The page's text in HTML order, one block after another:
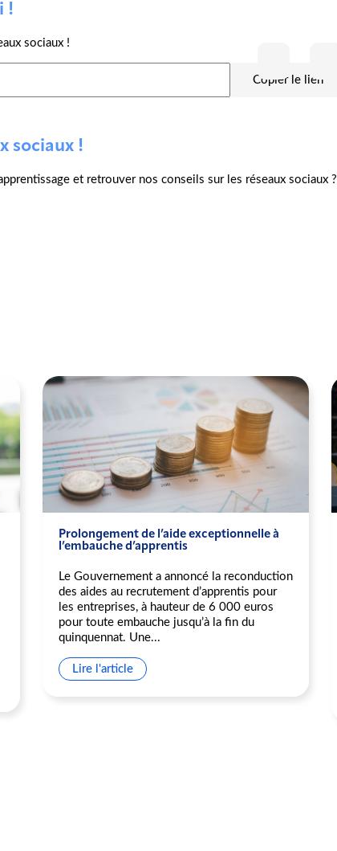
!
sociaux !
Copier le lien
sociaux !
et retrouver nos conseils sur les réseaux sociaux ?
Prolongement de l’aide exceptionnelle à
l’embauche d’apprentis
Le Gouvernement a annoncé la reconduction
des aides au recrutement d’apprentis pour
les entreprises, à hauteur de 6 000 euros
pour toute embauche jusqu’à la fin du
quinquennat. Une...
Lire l'article